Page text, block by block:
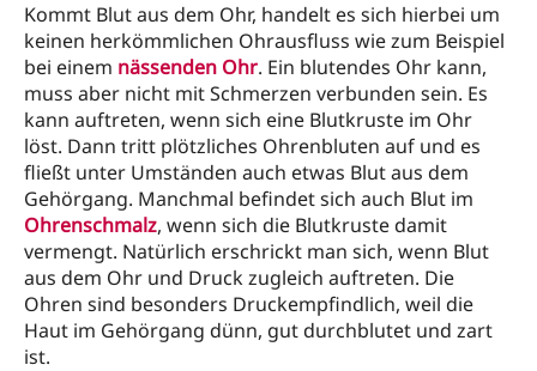
Kommt Blut aus dem Ohr, handelt es sich hierbei um
keinen herkömmlichen Ohrausfluss wie zum Beispiel
bei einem nässenden Ohr. Ein blutendes Ohr kann,
muss aber nicht mit Schmerzen verbunden sein. Es
kann auftreten, wenn sich eine Blutkruste im Ohr
löst. Dann tritt plötzliches Ohrenbluten auf und es
fließt unter Umständen auch etwas Blut aus dem
Gehörgang. Manchmal befindet sich auch Blut im
Ohrenschmalz, wenn sich die Blutkruste damit
vermengt. Natürlich erschrickt man sich, wenn Blut
aus dem Ohr und Druck zugleich auftreten. Die
Ohren sind besonders Druckempfindlich, weil die
Haut im Gehörgang dünn, gut durchblutet und zart
ist.